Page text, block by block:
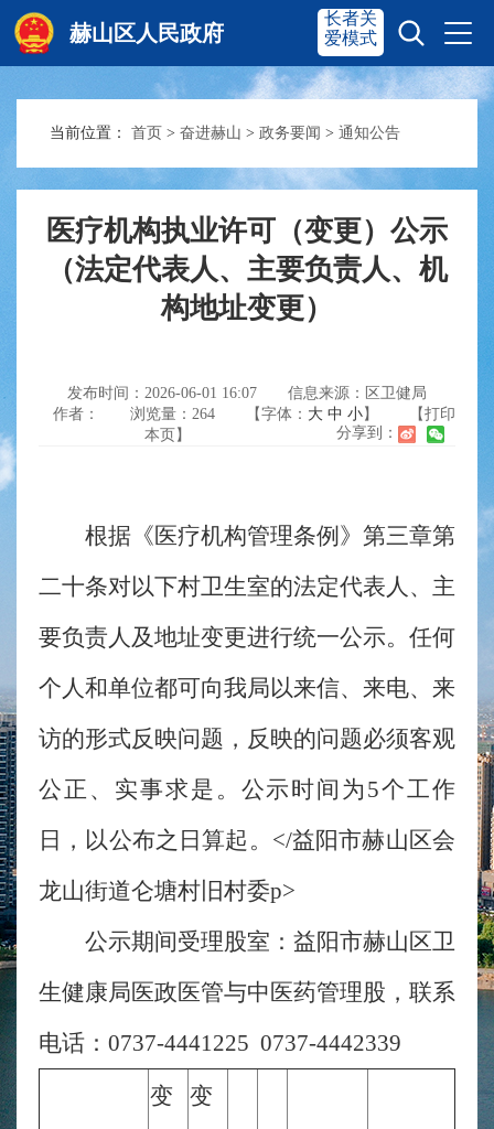
赫山区人民政府
赫山首页 奋进赫山
政务要闻 多彩资湘
信息公开
互动交流
长者关
爱模式
当前位置： 首页 > 奋进赫山 > 政务要闻 > 通知公告
医疗机构执业许可（变更）公示
（法定代表人、主要负责人、机
构地址变更）
发布时间：2026-06-01 16:07
信息来源：区卫健局
作者：
浏览量： 264 【字体： 大 中 小】
【打印
本页】
分享到：
根据《医疗机构管理条例》第三章第
二十条对以下村卫生室的法定代表人、主
要负责人及地址变更进行统一公示。任何
个人和单位都可向我局以来信、来电、来
访的形式反映问题，反映的问题必须客观
公正、实事求是。公示时间为5个工作
日，以公布之日算起。</益阳市赫山区会
龙山街道仑塘村旧村委p>
公示期间受理股室：益阳市赫山区卫
生健康局医政医管与中医药管理股，联系
电话：0737-4441225 0737-4442339
变
变